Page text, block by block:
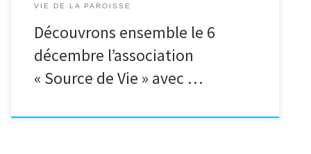
VIE DE LA PAROISSE
Découvrons ensemble le 6
décembre l’association
« Source de Vie » avec …